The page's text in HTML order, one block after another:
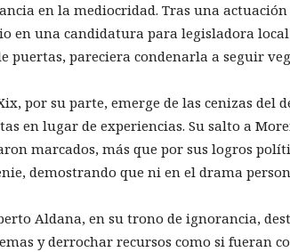
en la mediocridad. Tras una
en una candidatura para legisladora
puertas, pareciera condenarla a seguir
por su parte, emerge de las cenizas del
en lugar de experiencias. Su salto a
marcados, más que por sus logros
demostrando que ni en el drama
Aldana, en su trono de ignorancia,
y derrochar recursos como si fueran